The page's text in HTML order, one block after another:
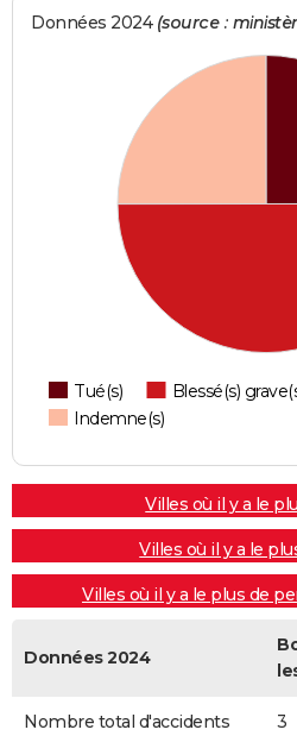
Données 2024 (source :
Tué(s) Blessé(s)
Indemne(s)
Villes où il y a le
Villes où il y a le
Villes où il y a le plus de
Données 2024
Nombre total d'accidents 3